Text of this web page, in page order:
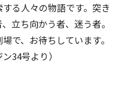
る人々の物語です。突き
立ち向かう者、迷う者。
で、お待ちしています。
34号より）